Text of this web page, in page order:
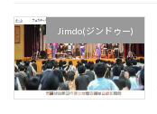
Jimdo(ジンドゥー)